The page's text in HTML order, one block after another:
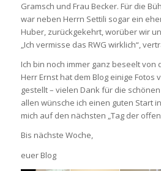
Gramsch und Frau Becker. Für die
war neben Herrn Settili sogar ein
Huber, zurückgekehrt, worüber wir
„Ich vermisse das RWG wirklich“,
Ich bin noch immer ganz beseelt von
Herr Ernst hat dem Blog einige Fotos
gestellt – vielen Dank für die
allen wünsche ich einen guten Start
mich auf den nächsten „Tag der
Bis nächste Woche,
euer Blog